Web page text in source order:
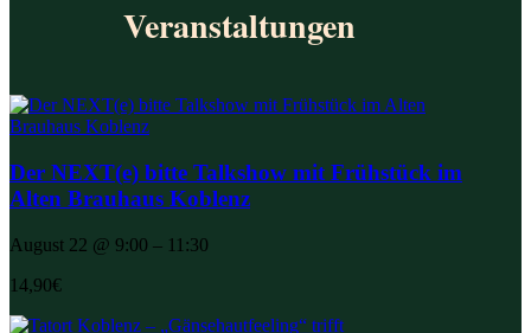
Veranstaltungen
Der NEXT(e) bitte Talkshow mit Frühstück im
Alten Brauhaus Koblenz
August 22 @ 9:00 – 11:30
14,90€